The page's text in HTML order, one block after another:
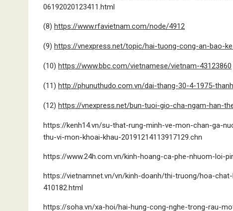
06192020123411.html
(8) https://www.rfavietnam.com/node/4912
(9) https://vnexpress.net/topic/hai-tuong-cong-an-bao-
(10) https://www.bbc.com/vietnamese/vietnam-43123860
(11) http://phunuthudo.com.vn/dai-thang-30-4-1975-
(12) https://vnexpress.net/bun-tuoi-gio-cha-ngam-han-
https://kenh14.vn/su-that-rung-minh-ve-mon-chan-ga-
thu-vi-mon-khoai-khau-20191214113917129.chn
https://www.24h.com.vn/kinh-hoang-ca-phe-nhuom-loi-
https://vietnamnet.vn/vn/kinh-doanh/thi-truong/hoa-
410182.html
https://soha.vn/xa-hoi/hai-hung-cong-nghe-trong-rau-